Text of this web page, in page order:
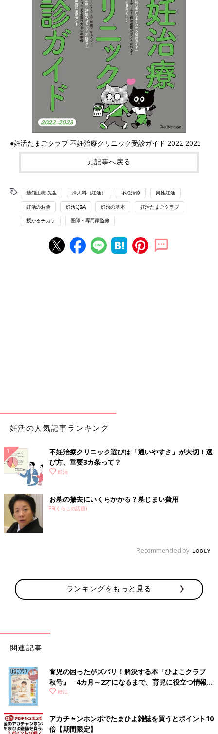
●妊活たまごクラブ 不妊治療クリニック受診ガイド 2022-2023
元記事へ戻る
越知正憲 先生 婦人科（妊活） 不妊治療 男性妊活
妊活のお金 妊活Q&A 妊活の基本 妊活たまごクラブ
授かるチカラ 医師・専門家監修
妊活の人気記事ランキング
不妊治療クリニック選びは「通いやすさ」が大切！選
び方、重要3カ条って？
妊活
お墓の撤去にいくらかかる？墓じまい費用
PR(くらしの話題)
Recommended by
ランキングをもっと見る
関連記事
育児の困ったがズバリ！解決する本『ひよこクラブ
秋号』 4カ月～2才になるまで、育児に役立つ情報が
いっぱい！
妊活
アカチャンホンポでたまひよ雑誌を買うとポイント10
倍【期間限定】